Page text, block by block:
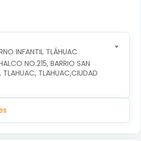
INFANTIL TLÁHUAC
NO.215, BARRIO SAN
TLAHUAC, TLAHUAC,CIUDAD